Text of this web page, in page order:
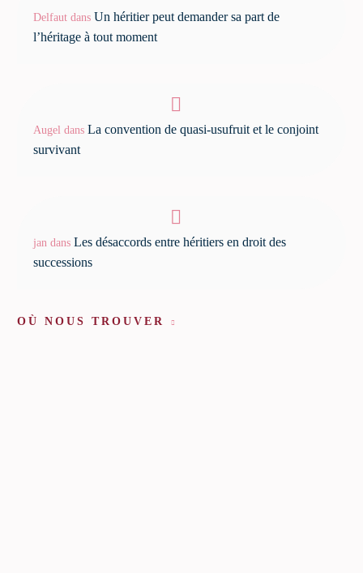
Delfaut dans Un héritier peut demander sa part de
l’héritage à tout moment
Augel dans La convention de quasi-usufruit et le conjoint
survivant
jan dans Les désaccords entre héritiers en droit des
successions
OÙ NOUS TROUVER